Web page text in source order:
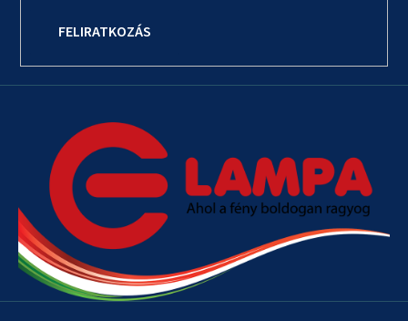
FELIRATKOZÁS